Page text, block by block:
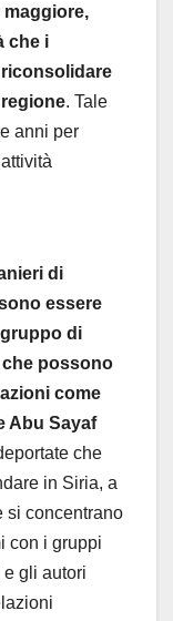
che i
. Tale
anni per
di
essere
di
possono
come
Abu Sayaf
che
in Siria, a
si concentrano
con i gruppi
gli autori